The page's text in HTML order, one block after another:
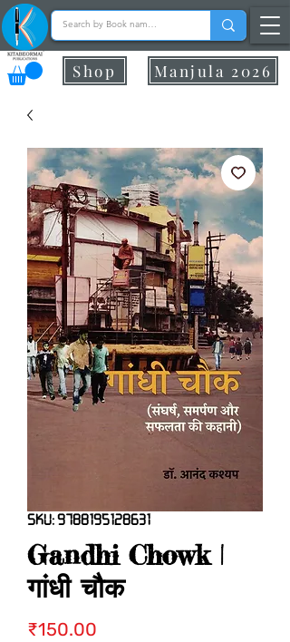
Manjula 2026
Shop
SKU: 9788195128631
Gandhi Chowk |
गांधी चौक
₹150.00